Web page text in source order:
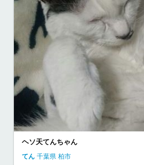
ヘソ天てんちゃん
てん 千葉県 柏市